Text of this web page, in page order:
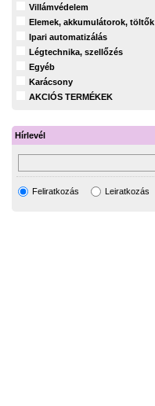
Villámvédelem
Elemek, akkumulátorok, töltők
Ipari automatizálás
Légtechnika, szellőzés
Egyéb
Karácsony
AKCIÓS TERMÉKEK
Hírlevél
Feliratkozás Leiratkozás